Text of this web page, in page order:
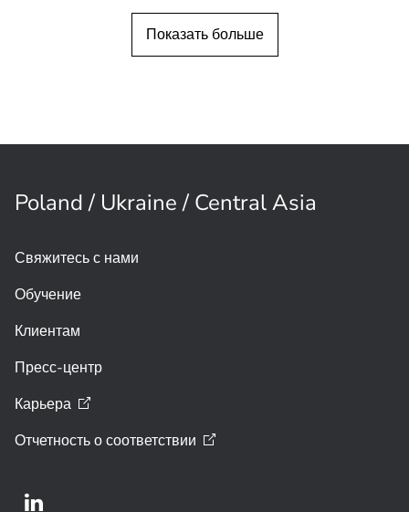
Терракотовой
армии
Показать больше
Poland / Ukraine / Central Asia
Свяжитесь с нами
Обучение
Клиентам
Пресс-центр
Карьера
Отчетность осоответствии